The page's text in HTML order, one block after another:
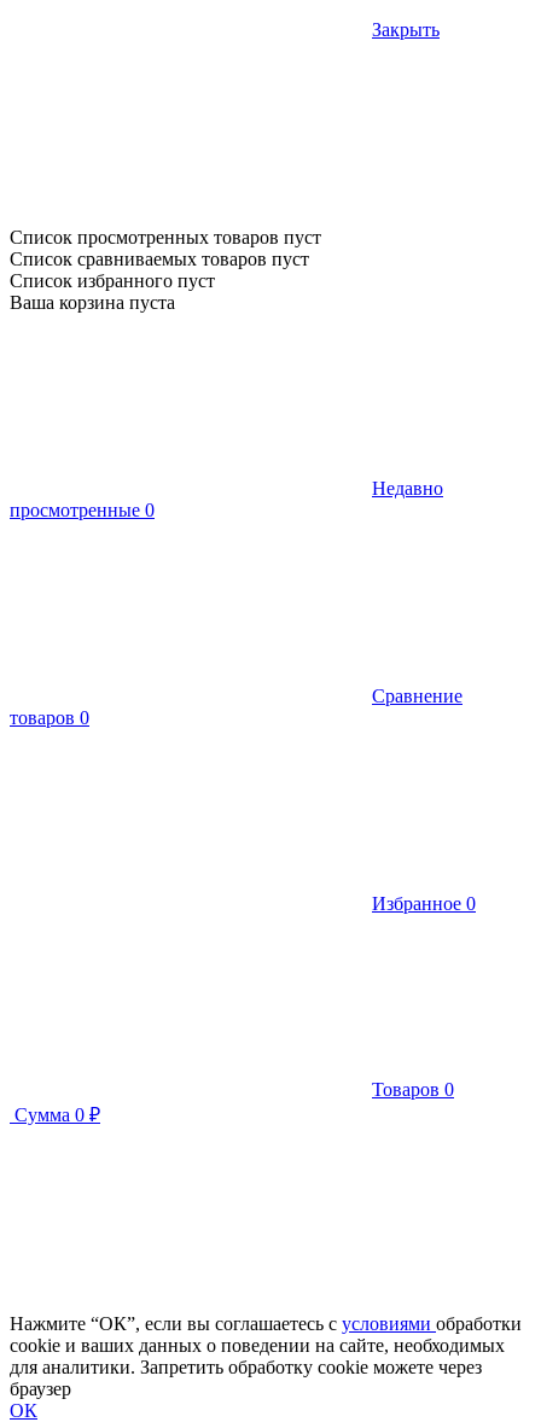
Закрыть
Список просмотренных товаров пуст
Список сравниваемых товаров пуст
Список избранного пуст
Ваша корзина пуста
Недавно
просмотренные 0
Сравнение
товаров 0
Избранное 0
Товаров 0
Сумма 0 ₽
Нажмите “ОК”, если вы соглашаетесь с условиями обработки
cookie и ваших данных о поведении на сайте, необходимых
для аналитики. Запретить обработку cookie можете через
браузер
ОК